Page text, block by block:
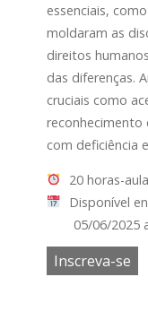
essenciais,
moldaram as
direitos
das diferenças.
cruciais como
reconhecimento
com deficiência
20 horas-aula
Disponível
05/06/2025
Inscreva-se